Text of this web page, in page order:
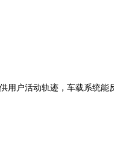
用户活动轨迹，车载系统能